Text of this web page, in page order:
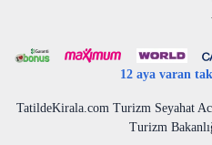
12 aya varan
TatildeKirala.com Turizm Seyahat
Turizm